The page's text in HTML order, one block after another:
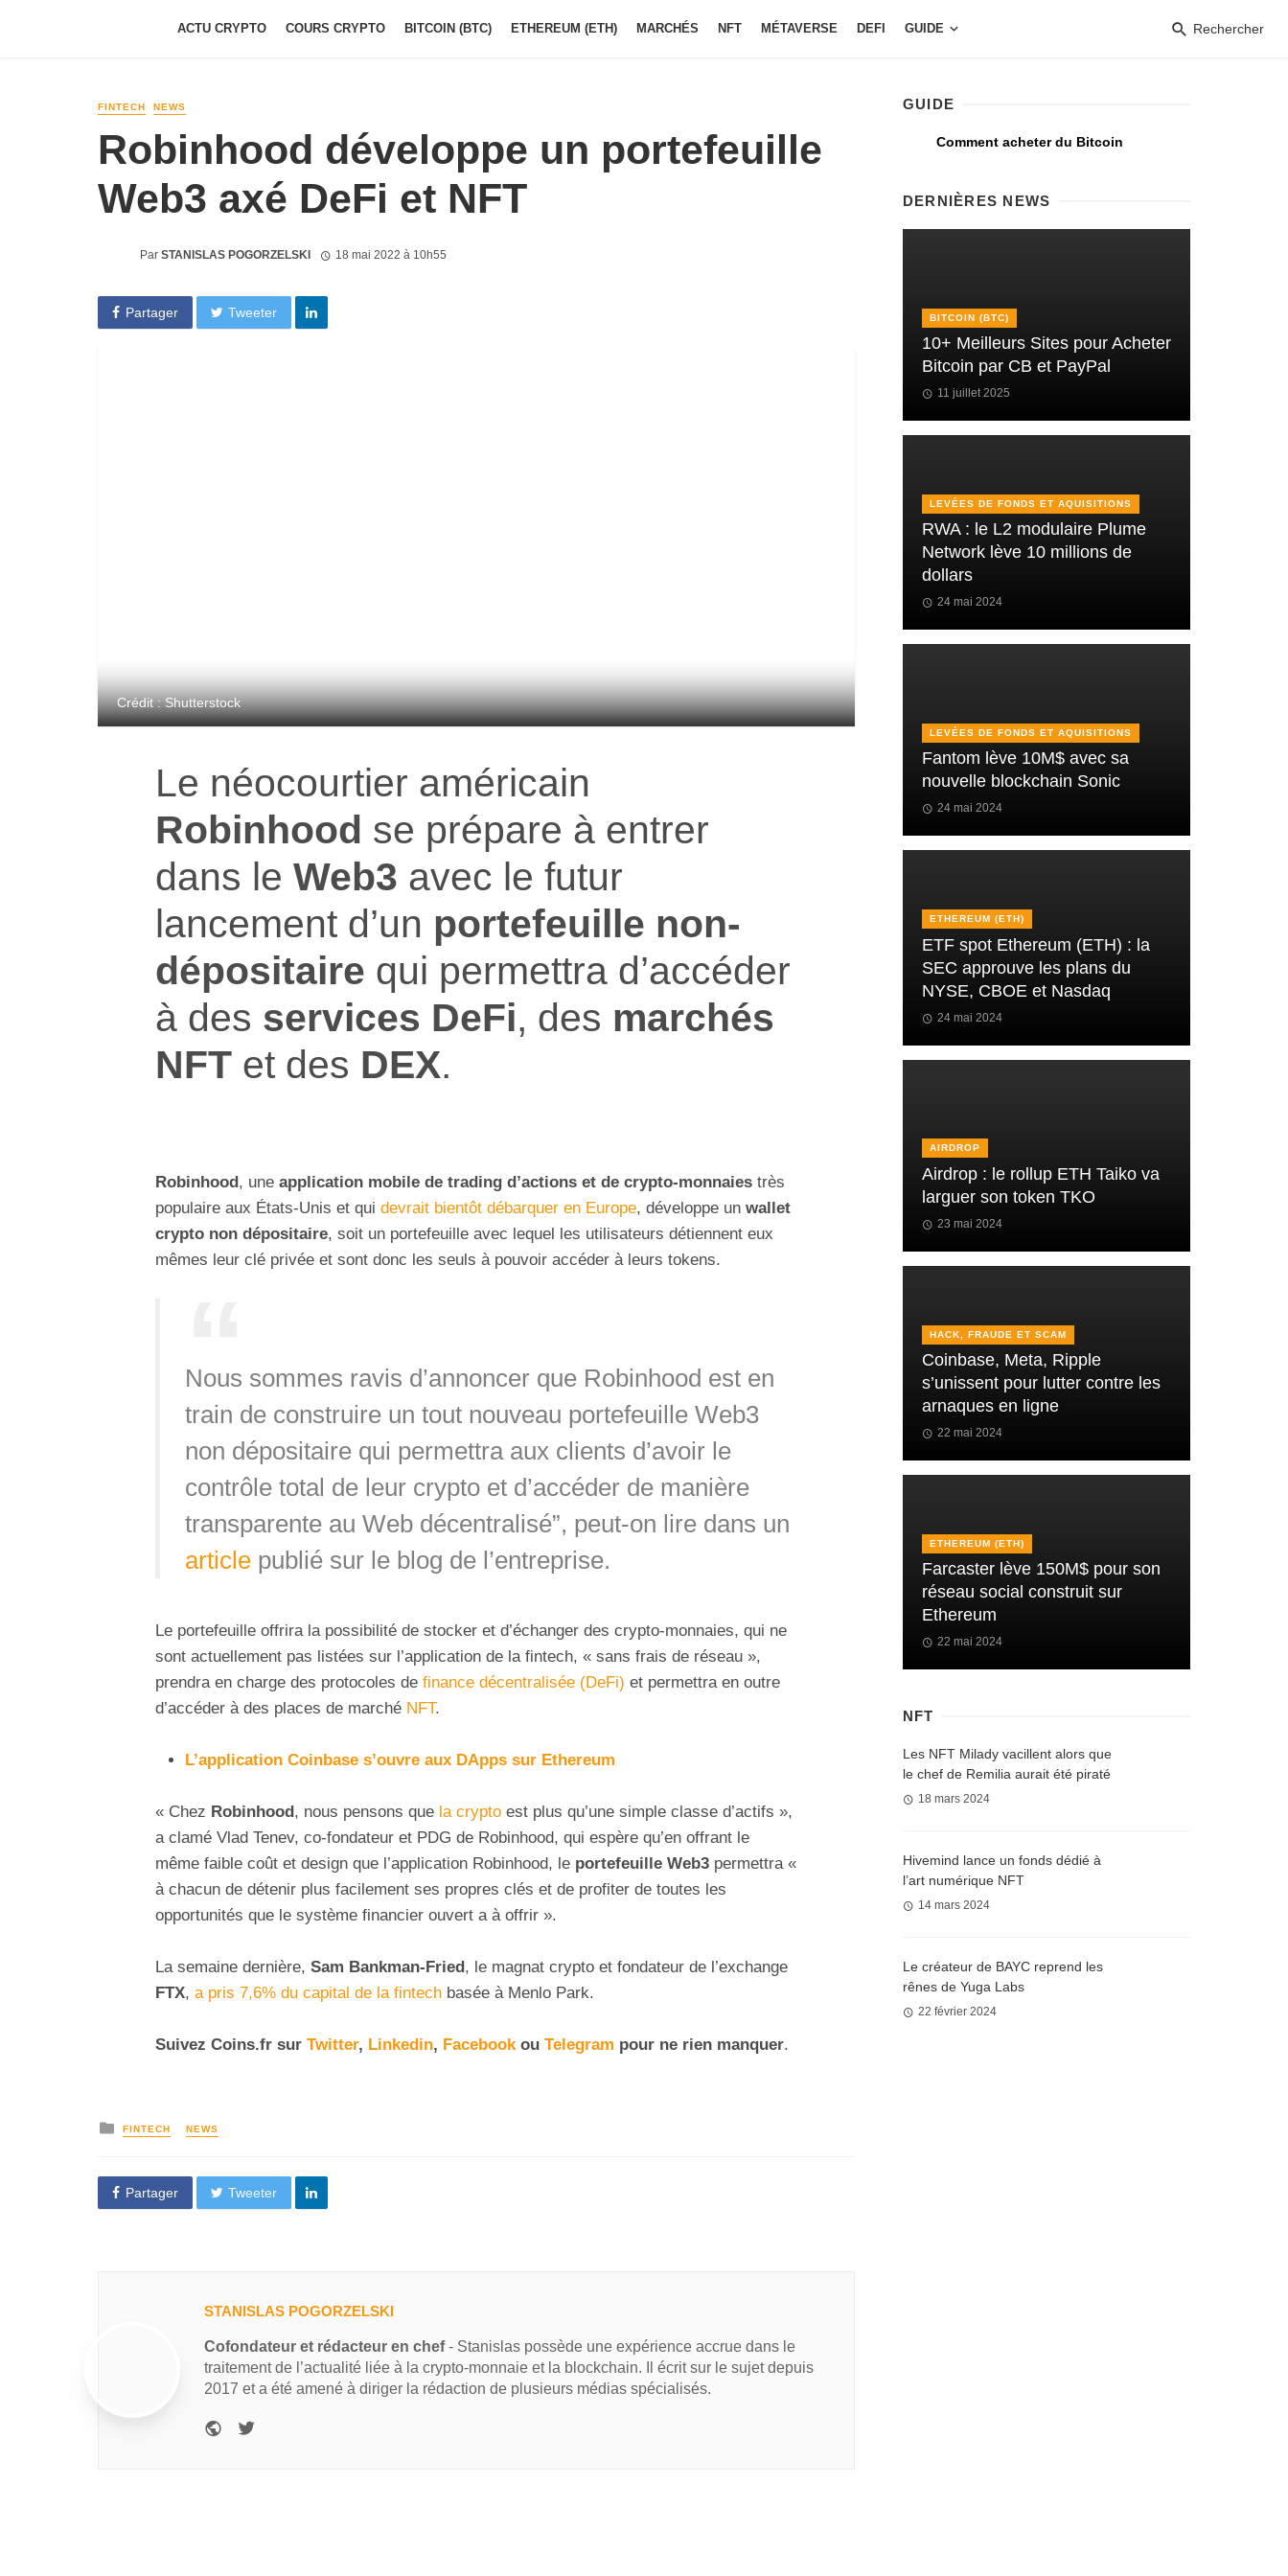
ACTU CRYPTO COURS CRYPTO BITCOIN (BTC) ETHEREUM (ETH) MARCHÉS NFT MÉTAVERSE DEFI GUIDE Rechercher
FINTECH NEWS
Robinhood développe un portefeuille
Web3 axé DeFi et NFT
Par STANISLAS POGORZELSKI 18 mai 2022 à 10h55
Partager Tweeter
Crédit : Shutterstock
Le néocourtier américain
Robinhood se prépare à entrer
dans le Web3 avec le futur
lancement d’un portefeuille non-
dépositaire qui permettra d’accéder
à des services DeFi, des marchés
NFT et des DEX.
Robinhood, une application mobile de trading d’actions et de crypto-monnaies très
populaire aux États-Unis et qui devrait bientôt débarquer en Europe, développe un wallet
crypto non dépositaire, soit un portefeuille avec lequel les utilisateurs détiennent eux
mêmes leur clé privée et sont donc les seuls à pouvoir accéder à leurs tokens.
Nous sommes ravis d’annoncer que Robinhood est en
train de construire un tout nouveau portefeuille Web3
non dépositaire qui permettra aux clients d’avoir le
contrôle total de leur crypto et d’accéder de manière
transparente au Web décentralisé”, peut-on lire dans un
articlepublié sur le blog de l’entreprise.
Le portefeuille offrira la possibilité de stocker et d’échanger des crypto-monnaies, qui ne
sont actuellement pas listées sur l’application de la fintech, « sans frais de réseau »,
prendra en charge des protocoles de finance décentralisée (DeFi) et permettra en outre
d’accéder à des places de marché NFT.
L’application Coinbase s’ouvre aux DApps sur Ethereum
« Chez Robinhood, nous pensons que la crypto est plus qu’une simple classe d’actifs »,
a clamé Vlad Tenev, co-fondateur et PDG de Robinhood, qui espère qu’en offrant le
même faible coût et design que l’application Robinhood, le portefeuille Web3 permettra «
à chacun de détenir plus facilement ses propres clés et de profiter de toutes les
opportunités que le système financier ouvert a à offrir ».
La semaine dernière, Sam Bankman-Fried, le magnat crypto et fondateur de l’exchange
FTX, a pris 7,6% du capital de la fintech basée à Menlo Park.
Suivez Coins.fr sur Twitter, Linkedin, Facebookou Telegram pour ne rien manquer.
FINTECH NEWS
Partager Tweeter
STANISLAS POGORZELSKI
Cofondateur et rédacteur en chef- Stanislas possède une expérience accrue dans le
traitement de l’actualité liée à la crypto-monnaie et la blockchain. Il écrit sur le sujet depuis
2017 et a été amené à diriger la rédaction de plusieurs médias spécialisés.
GUIDE
Comment acheter du Bitcoin
DERNIÈRES NEWS
BITCOIN (BTC)
10+ Meilleurs Sites pour Acheter
Bitcoin par CB et PayPal
11 juillet 2025
LEVÉES DE FONDS ET AQUISITIONS
RWA : le L2 modulaire Plume
Network lève 10 millions de
dollars
24 mai 2024
LEVÉES DE FONDS ET AQUISITIONS
Fantom lève 10M$ avec sa
nouvelle blockchain Sonic
24 mai 2024
ETHEREUM (ETH)
ETF spot Ethereum (ETH) : la
SEC approuve les plans du
NYSE, CBOE et Nasdaq
24 mai 2024
AIRDROP
Airdrop : le rollup ETH Taiko va
larguer son token TKO
23 mai 2024
HACK, FRAUDE ET SCAM
Coinbase, Meta, Ripple
s’unissent pour lutter contre les
arnaques en ligne
22 mai 2024
ETHEREUM (ETH)
Farcaster lève 150M$ pour son
réseau social construit sur
Ethereum
22 mai 2024
NFT
Les NFT Milady vacillent alors que
le chef de Remilia aurait été piraté
18 mars 2024
Hivemind lance un fonds dédié à
l’art numérique NFT
14 mars 2024
Le créateur de BAYC reprend les
rênes de Yuga Labs
22 février 2024